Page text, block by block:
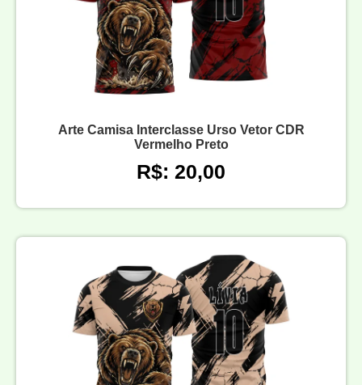
Arte Camisa Interclasse Urso Vetor CDR
Vermelho Preto
R$: 20,00